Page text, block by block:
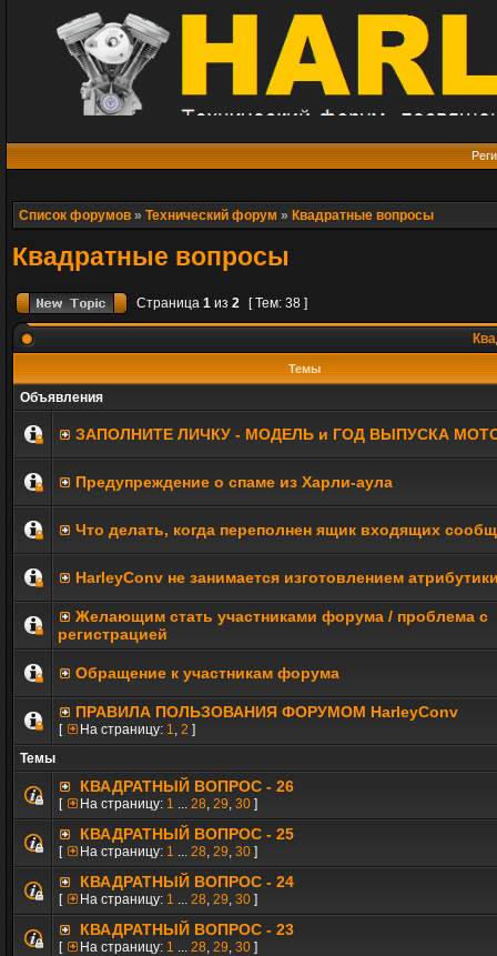
Список форумов » Технический форум » Квадратные вопросы
Квадратные вопросы
Страница 1 из 2 [ Тем: 38 ]
Темы
Объявления
ЗАПОЛНИТE ЛИЧКУ - МОДЕЛЬ и ГОД ВЫПУСКА
Предупреждение о спаме из Харли-аула
Что делать, когда переполнен ящик входящих
HarleyConv не занимается изготовлением
Желающим стать участниками форума / проблема с
регистрацией
Обращение к участникам форума
ПРАВИЛА ПОЛЬЗОВАНИЯ ФОРУМОМ HarleyConv
[ На страницу: 1, 2 ]
Темы
КВАДРАТНЫЙ ВОПРОС - 26
[ На страницу: 1 ... 28, 29, 30 ]
КВАДРАТНЫЙ ВОПРОС - 25
[ На страницу: 1 ... 28, 29, 30 ]
КВАДРАТНЫЙ ВОПРОС - 24
[ На страницу: 1 ... 28, 29, 30 ]
КВАДРАТНЫЙ ВОПРОС - 23
[ На страницу: 1 ... 28, 29, 30 ]